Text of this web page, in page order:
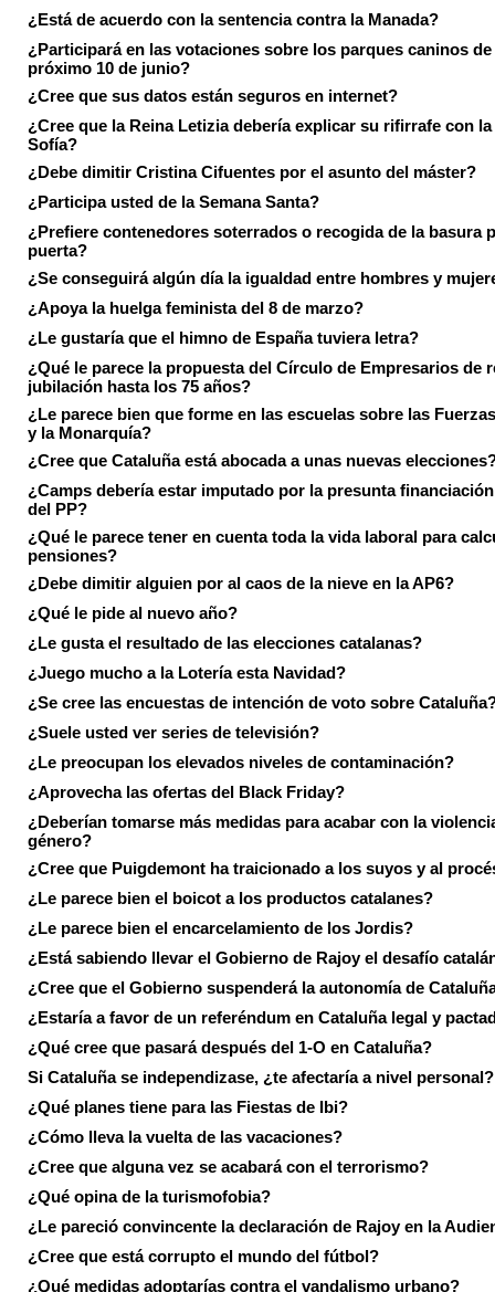
¿Está de acuerdo con la sentencia contra la Manada?
¿Participará en las votaciones sobre los parques caninos de
próximo 10 de junio?
¿Cree que sus datos están seguros en internet?
¿Cree que la Reina Letizia debería explicar su rifirrafe con la
Sofía?
¿Debe dimitir Cristina Cifuentes por el asunto del máster?
¿Participa usted de la Semana Santa?
¿Prefiere contenedores soterrados o recogida de la basura
puerta?
¿Se conseguirá algún día la igualdad entre hombres y
¿Apoya la huelga feminista del 8 de marzo?
¿Le gustaría que el himno de España tuviera letra?
¿Qué le parece la propuesta del Círculo de Empresarios de
jubilación hasta los 75 años?
¿Le parece bien que forme en las escuelas sobre las
y la Monarquía?
¿Cree que Cataluña está abocada a unas nuevas
¿Camps debería estar imputado por la presunta
del PP?
¿Qué le parece tener en cuenta toda la vida laboral para
pensiones?
¿Debe dimitir alguien por al caos de la nieve en la AP6?
¿Qué le pide al nuevo año?
¿Le gusta el resultado de las elecciones catalanas?
¿Juego mucho a la Lotería esta Navidad?
¿Se cree las encuestas de intención de voto sobre
¿Suele usted ver series de televisión?
¿Le preocupan los elevados niveles de contaminación?
¿Aprovecha las ofertas del Black Friday?
¿Deberían tomarse más medidas para acabar con la
género?
¿Cree que Puigdemont ha traicionado a los suyos y al
¿Le parece bien el boicot a los productos catalanes?
¿Le parece bien el encarcelamiento de los Jordis?
¿Está sabiendo llevar el Gobierno de Rajoy el desafío
¿Cree que el Gobierno suspenderá la autonomía de
¿Estaría a favor de un referéndum en Cataluña legal y
¿Qué cree que pasará después del 1-O en Cataluña?
Si Cataluña se independizase, ¿te afectaría a nivel personal?
¿Qué planes tiene para las Fiestas de Ibi?
¿Cómo lleva la vuelta de las vacaciones?
¿Cree que alguna vez se acabará con el terrorismo?
¿Qué opina de la turismofobia?
¿Le pareció convincente la declaración de Rajoy en la
¿Cree que está corrupto el mundo del fútbol?
¿Qué medidas adoptarías contra el vandalismo urbano?